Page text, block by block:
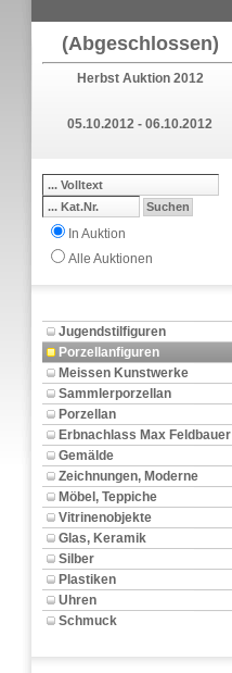
(Abgeschlossen)
Herbst Auktion 2012
05.10.2012 - 06.10.2012
In Auktion
Alle Auktionen
Jugendstilfiguren
Porzellanfiguren
Meissen Kunstwerke
Sammlerporzellan
Porzellan
Erbnachlass Max Feldbauer
Gemälde
Zeichnungen, Moderne
Möbel, Teppiche
Vitrinenobjekte
Glas, Keramik
Silber
Plastiken
Uhren
Schmuck